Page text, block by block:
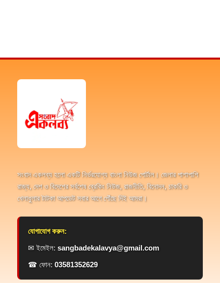
সংবাদ একলব্য হলো একটি নির্ভরযোগ্য বাংলা নিউজ পোর্টাল। জেলার পাশাপাশি
রাজ্য, দেশ ও বিদেশের সর্বশেষ ব্রেকিং নিউজ, রাজনীতি, বিনোদন, চাকরি ও
খেলাধুলার টাটকা আপডেট সবার আগে পৌঁছে দিই আমরা।
যোগাযোগ করুন:
✉ ইমেইল: sangbadekalavya@gmail.com
☎ ফোন: 03581352629